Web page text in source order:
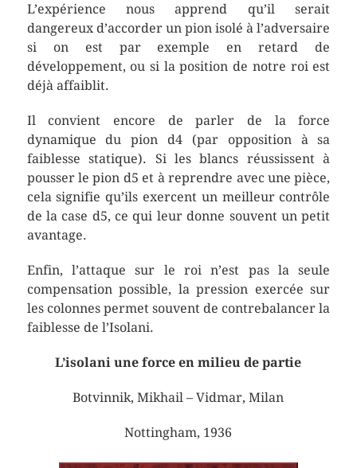
L’expérience nous apprend qu’il serait
dangereux d’accorder un pion isolé à l’adversaire
si on est par exemple en retard de
développement, ou si la position de notre roi est
déjà affaiblit.
Il convient encore de parler de la force
dynamique du pion d4 (par opposition à sa
faiblesse statique). Si les blancs réussissent à
pousser le pion d5 et à reprendre avec une pièce,
cela signifie qu’ils exercent un meilleur contrôle
de la case d5, ce qui leur donne souvent un petit
avantage.
Enfin, l’attaque sur le roi n’est pas la seule
compensation possible, la pression exercée sur
les colonnes permet souvent de contrebalancer la
faiblesse de l’Isolani.
L’isolani une force en milieu de partie
Botvinnik, Mikhail – Vidmar, Milan
Nottingham, 1936